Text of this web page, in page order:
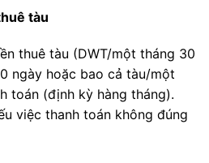
tàu
thuê tàu (DWT/một tháng 30
ngày hoặc bao cả tàu/một
toán (định kỳ hàng tháng).
việc thanh toán không đúng